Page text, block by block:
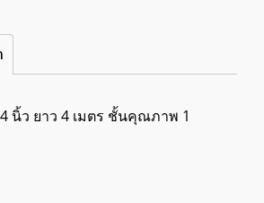
นิ้ว ยาว 4 เมตร ชั้นคุณภาพ 1